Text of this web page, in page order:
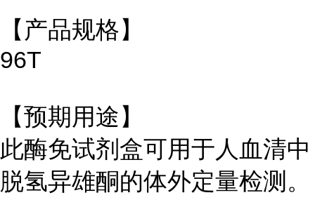
【产品规格】
96T
【预期用途】
此酶免试剂盒可用于人血清中
脱氢异雄酮的体外定量检测。